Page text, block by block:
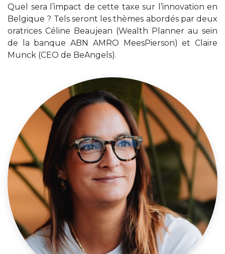
Quel sera l’impact de cette taxe sur l’innovation en
Belgique ? Tels seront les thèmes abordés par deux
oratrices Céline Beaujean (Wealth Planner au sein
de la banque ABN AMRO MeesPierson) et Claire
Munck (CEO de BeAngels).